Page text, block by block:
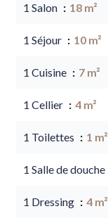
1 Salon 18 m²
1 Séjour 10 m²
1 Cuisine 7 m²
1 Cellier 4 m²
1 Toilettes 1 m²
1 Salle de douche
1 Dressing 4 m²